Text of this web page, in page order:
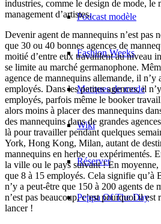
Podcast modèle
Fashion Weeks
Marques de mode
Wiki
Réserver
Peppa Of The Day
industries, comme le design de mode, le
management d’artistes.
Devenir agent de mannequins n’est pas
que 30 ou 40 bonnes agences de
moitié d’entre eux travaillent au niveau
se limite au marché germanophone.
agence de mannequins allemande, il n’y
employés. Dans les petites agences, il
employés, parfois même le booker
alors moins à placer des mannequins
des mannequins dans de grandes
là pour travailler pendant quelques
York, Hong Kong, Milan, autant de
mannequins en herbe ou expérimentés.
la ville ou le pays suivant ! En moyenne,
que 8 à 15 employés. Cela signifie qu’à
n’y a peut-être que 150 à 200 agents de
n’est pas beaucoup, c’est pourquoi il
lancer !